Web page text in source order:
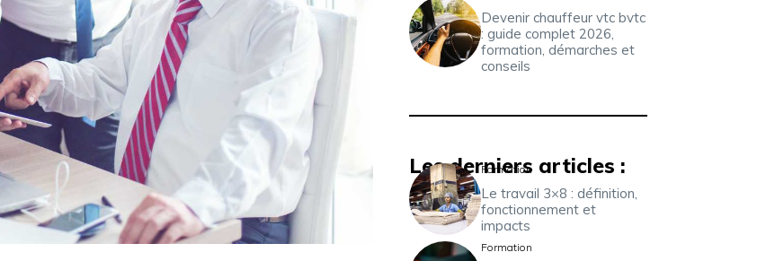
Devenir chauffeur vtc bvtc
: guide complet 2026,
formation, démarches et
conseils
Les derniers articles :
Formation
Le travail 3×8 : définition,
fonctionnement et
impacts
Formation